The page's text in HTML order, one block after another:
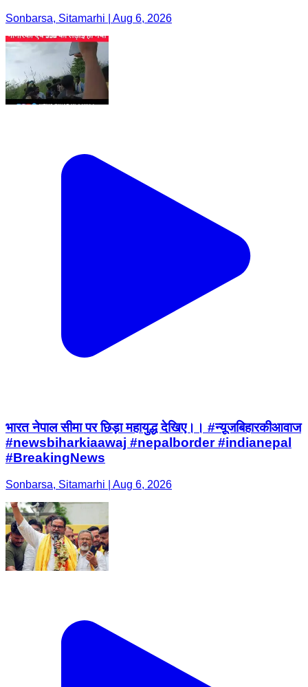
Sonbarsa, Sitamarhi | Aug 6, 2026
भारत नेपाल सीमा पर छिड़ा महायुद्ध देखिए।। #न्यू़जबिहारकीआवाज
#newsbiharkiaawaj #nepalborder #indianepal
#BreakingNews
Sonbarsa, Sitamarhi | Aug 6, 2026